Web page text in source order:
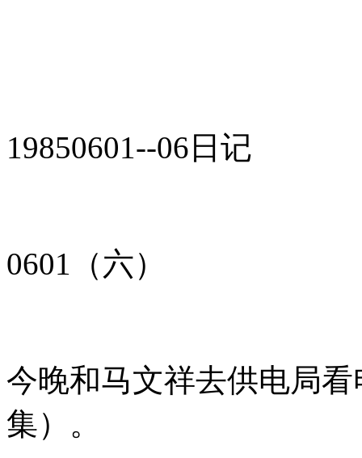
19850601--06日记
0601（六）
今晚和马文祥去供电局
集）。